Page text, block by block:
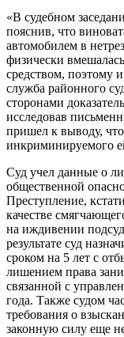
«В судебном
пояснив, что
автомобилем в
физически
средством, поэтому
служба районного
сторонами
исследовав
пришел к выводу,
инкриминируемого
Суд учел данные о
общественной
Преступление,
качестве
на иждивении
результате суд
сроком на 5 лет с
лишением права
связанной с
года. Также судом
требования о
законную силу еще